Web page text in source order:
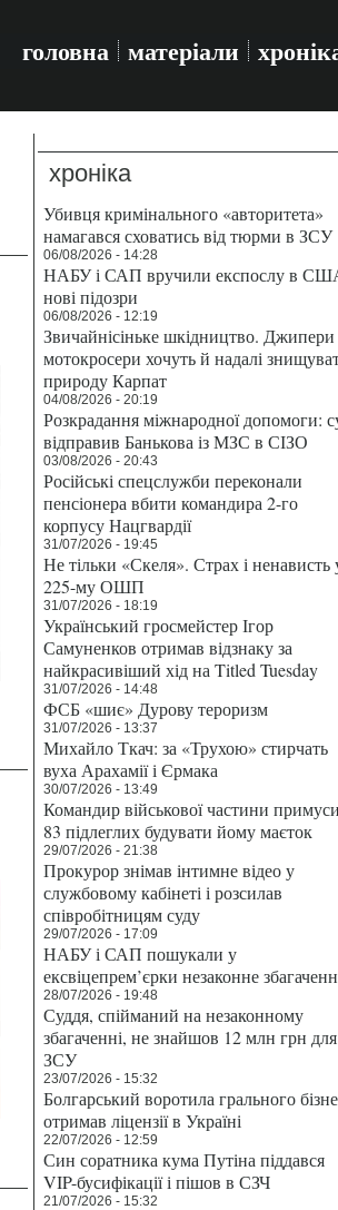
головна матеріали
хроніка
Убивця кримінального «авторитета»
намагався сховатись від тюрми в ЗСУ
06/08/2026 - 14:28
НАБУ і САП вручили експослу в
нові підозри
06/08/2026 - 12:19
Звичайнісіньке шкідництво. Джипери
мотокросери хочуть й надалі
природу Карпат
04/08/2026 - 20:19
Розкрадання міжнародної допомоги:
відправив Банькова із МЗС в СІЗО
03/08/2026 - 20:43
Російські спецслужби переконали
пенсіонера вбити командира 2-го
корпусу Нацгвардії
31/07/2026 - 19:45
Не тільки «Скеля». Страх і ненависть
225-му ОШП
31/07/2026 - 18:19
Український гросмейстер Ігор
Самуненков отримав відзнаку за
найкрасивіший хід на Titled Tuesday
31/07/2026 - 14:48
ФСБ «шиє» Дурову тероризм
31/07/2026 - 13:37
Михайло Ткач: за «Трухою» стирчать
вуха Арахамії і Єрмака
30/07/2026 - 13:49
Командир військової частини
83 підлеглих будувати йому маєток
29/07/2026 - 21:38
Прокурор знімав інтимне відео у
службовому кабінеті і розсилав
співробітницям суду
29/07/2026 - 17:09
НАБУ і САП пошукали у
ексвіцепрем’єрки незаконне
28/07/2026 - 19:48
Суддя, спійманий на незаконному
збагаченні, не знайшов 12 млн грн для
ЗСУ
23/07/2026 - 15:32
Болгарський воротила грального
отримав ліцензії в Україні
22/07/2026 - 12:59
Син соратника кума Путіна піддався
VIP-бусифікації і пішов в СЗЧ
21/07/2026 - 15:32